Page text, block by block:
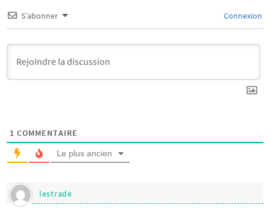
S’abonner Connexion
1 COMMENTAIRE
Le plus ancien
lestrade